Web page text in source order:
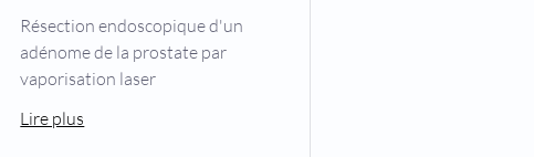
Résection endoscopique d'un
adénome de la prostate par
vaporisation laser
Lire plus